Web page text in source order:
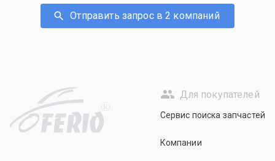
Отправить запрос в 2 компаний
R
Для покупателей
Сервис поиска запчастей
Компании